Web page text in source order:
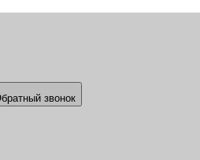
звонок